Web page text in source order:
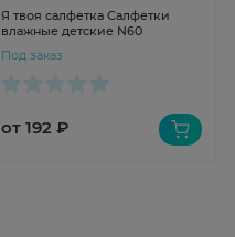
Я твоя салфетка Салфетки
влажные детские N60
Под заказ
от 192 ₽